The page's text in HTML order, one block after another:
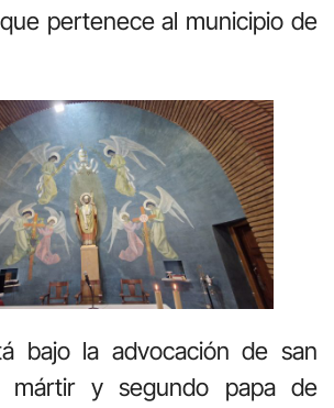
pertenece al municipio de
bajo la advocación de san
mártir y segundo papa de